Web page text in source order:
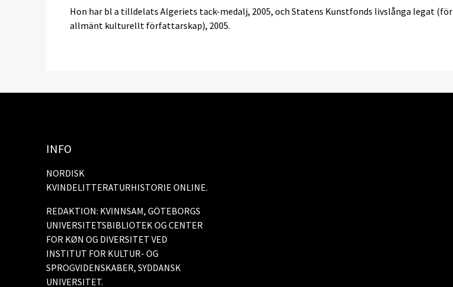
Hon har bl a tilldelats Algeriets tack-medalj, 2005, och Statens Kunstfonds livslånga legat (för
allmänt kulturellt författarskap), 2005.
INFO
NORDISK
KVINDELITTERATURHISTORIE ONLINE.
REDAKTION: KVINNSAM, GÖTEBORGS
UNIVERSITETSBIBLIOTEK OG CENTER
FOR KØN OG DIVERSITET VED
INSTITUT FOR KULTUR- OG
SPROGVIDENSKABER, SYDDANSK
UNIVERSITET.